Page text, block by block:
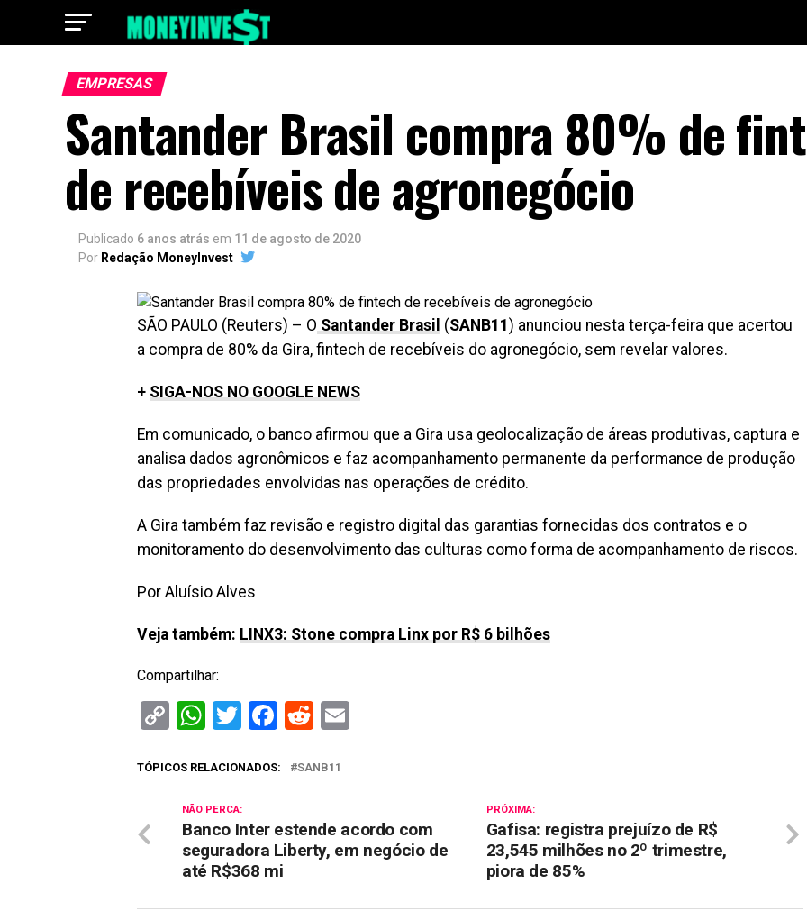
EMPRESAS
Santander Brasil compra 80% de
de recebíveis de agronegócio
Publicado 6 anos atrás em 11 de agosto de 2020
Por Redação MoneyInvest
SÃO PAULO (Reuters) – O Santander Brasil (SANB11 ) anunciou nesta terça-feira que acertou
a compra de 80% da Gira, fintech de recebíveis do agronegócio, sem revelar valores.
+ SIGA-NOS NO GOOGLE NEWS
Em comunicado, o banco afirmou que a Gira usa geolocalização de áreas produtivas, captura e
analisa dados agronômicos e faz acompanhamento permanente da performance de produção
das propriedades envolvidas nas operações de crédito.
A Gira também faz revisão e registro digital das garantias fornecidas dos contratos e o
monitoramento do desenvolvimento das culturas como forma de acompanhamento de riscos.
Por Aluísio Alves
Veja também: LINX3: Stone compra Linx por R$ 6 bilhões
Compartilhar:
CopyWhatsApp
Twitter
Facebook
Reddit
TÓPICOS RELACIONADOS: SANB11
PRÓXIMA:
Gafisa: registra prejuízo de R$
23,545 milhões no 2º trimestre,
piora de 85%
NÃO PERCA:
Banco Inter estende acordo com
seguradora Liberty, em negócio de
até R$368 mi